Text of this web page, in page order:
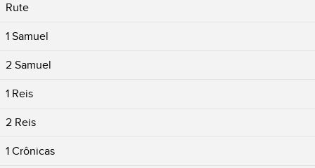
Rute
1 Samuel
2 Samuel
1 Reis
2 Reis
1 Crônicas